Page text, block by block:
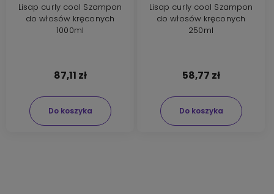
Lisap curly cool Szampon
do włosów kręconych
1000ml
87,11 zł
Do koszyka
Lisap curly cool Szampon
do włosów kręconych
250ml
58,77 zł
Do koszyka